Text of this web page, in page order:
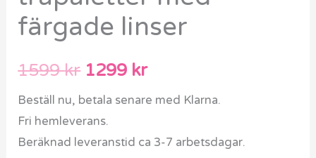
färgade linser
1599kr 1299 kr
Beställ nu, betala senare med Klarna.
Fri hemleverans.
Beräknad leveranstid ca 3-7 arbetsdagar.